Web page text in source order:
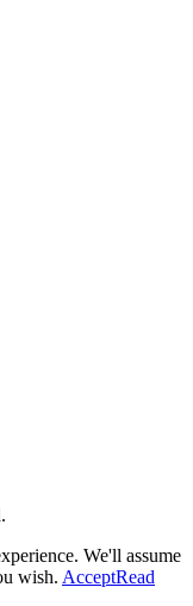
We'll assume
wish. AcceptRead